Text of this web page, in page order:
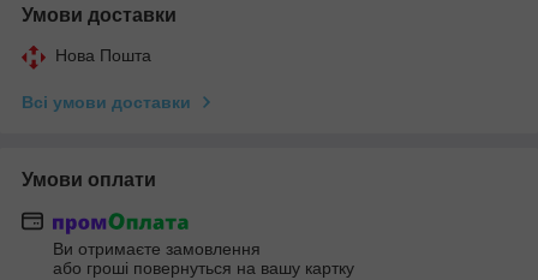
Умови доставки
Нова Пошта
Всі умови доставки
Умови оплати
Ви отримаєте замовлення
або гроші повернуться на вашу картку